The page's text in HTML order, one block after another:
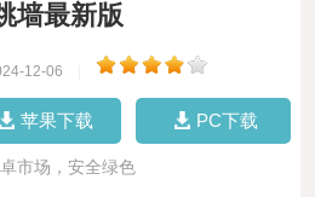
墙最新版
12-06
苹果下载 PC下载
市场，安全绿色